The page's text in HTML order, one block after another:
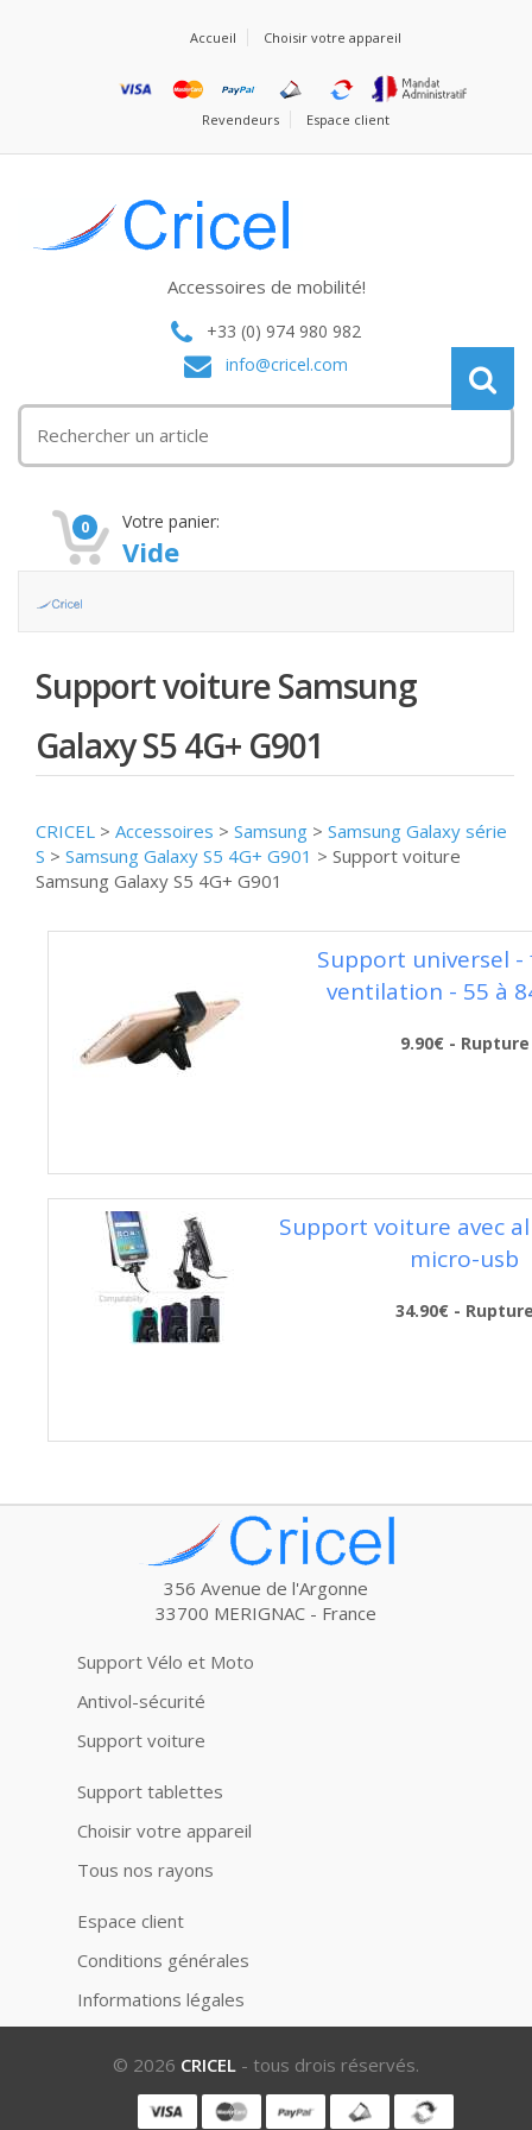
Accueil Choisir votre appareil
Revendeurs Espace client
Accessoires de mobilité!
+33 (0) 974 980 982
info@cricel.com
0 Votre panier:
Vide
Support voiture Samsung
Galaxy S5 4G+ G901
CRICEL > Accessoires > Samsung > Samsung Galaxy série
S > Samsung Galaxy S5 4G+ G901 > Support voiture
Samsung Galaxy S5 4G+ G901
Support universel
ventilation - 55 à
9.90€ - Rupture
Support voiture avec
micro-usb
34.90€ -
356 Avenue de l'Argonne
33700 MERIGNAC - France
Support Vélo et Moto
Antivol-sécurité
Support voiture
Support tablettes
Choisir votre appareil
Tous nos rayons
Espace client
Conditions générales
Informations légales
© 2026 CRICEL - tous drois réservés.